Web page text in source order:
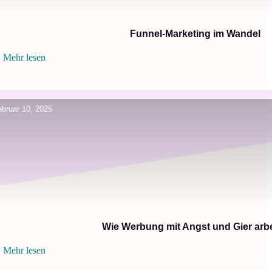
Funnel-Marketing im Wandel
Mehr lesen
10, 2025
Wie Werbung mit Angst und Gier
Mehr lesen